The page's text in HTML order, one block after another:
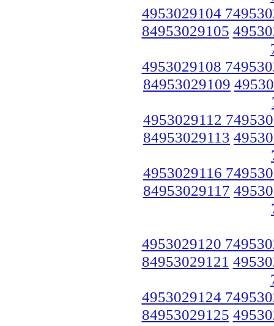
4953029104
84953029105
4953029108
84953029109
4953029112
84953029113
4953029116
84953029117
4953029120
84953029121
4953029124
84953029125